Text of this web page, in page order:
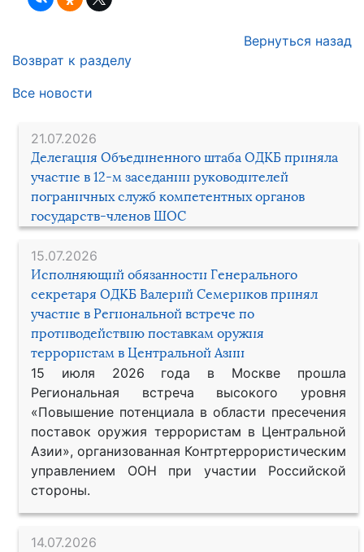
21.07.2026
Делегация Объединенного штаба ОДКБ приняла
участие в 12-м заседании руководителей
пограничных служб компетентных органов
государств-членов ШОС
15.07.2026
Исполняющий обязанности Генерального
секретаря ОДКБ Валерий Семериков принял
участие в Региональной встрече по
противодействию поставкам оружия
террористам в Центральной Азии
15 июля 2026 года в Москве прошла
Региональная встреча высокого уровня
«Повышение потенциала в области пресечения
поставок оружия террористам в Центральной
Азии», организованная Контртеррористическим
управлением ООН при участии Российской
стороны.
14.07.2026
Вернуться назад
Возврат к разделу
Все новости